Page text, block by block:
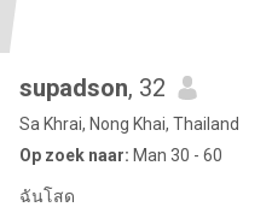
supadson, 32
Sa Khrai, Nong Khai, Thailand
Op zoek naar: Man 30 - 60
ฉันโสด